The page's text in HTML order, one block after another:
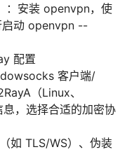
：安装 openvpn，使
启动 openvpn --
配置
客户端/
（Linux、
，选择合适的加密协
如 TLS/WS）、伪装